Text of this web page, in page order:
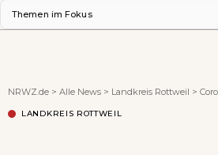
Themen im Fokus
Ferienzauber '26
Testturm
NRWZ.de > Alle News > Landkreis Rottweil >
LANDKREIS ROTTWEIL